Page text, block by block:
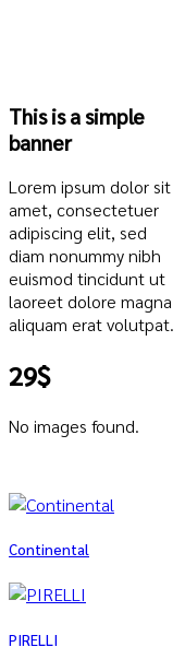
This is a simple
banner
Lorem ipsum dolor sit
amet, consectetuer
adipiscing elit, sed
diam nonummy nibh
euismod tincidunt ut
laoreet dolore magna
aliquam erat volutpat.
29$
No images found.
Continental
PIRELLI